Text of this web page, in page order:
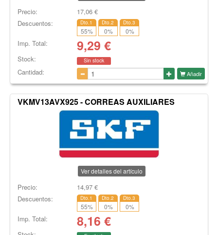
Precio: 17,06€
Descuentos:
Dto.1
55%
Dto.2
0%
Dto.3
0%
Imp. Total: 9,29 €
Stock: Sin stock
Cantidad: Añadir
VKMV13AVX925 - CORREAS AUXILIARES
Ver detalles del artículo
Precio: 14,97€
Descuentos:
Dto.1
55%
Dto.2
0%
Dto.3
0%
Imp. Total: 8,16 €